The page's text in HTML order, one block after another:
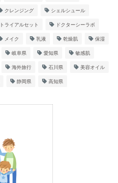
クレンジング シェルシュール
トライアルセット ドクターシーラボ
メイク 乳液 乾燥肌 保湿
岐阜県 愛知県 敏感肌
海外旅行 石川県 美容オイル
静岡県 高知県